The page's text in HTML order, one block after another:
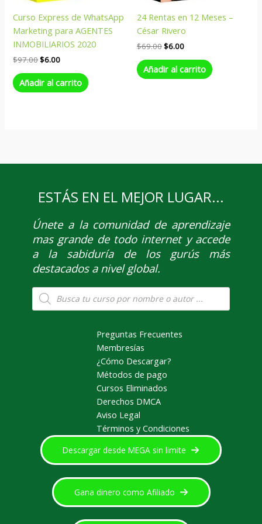
Curso Express de WhatsApp
Marketing para AGENTES
INMOBILIARIOS 2020
$97.00$6.00
Añadir al carrito
24 Rentas en 12 Meses –
César Rivero
$69.00$6.00
Añadir al carrito
ESTÁS EN EL MEJOR LUGAR...
Únetea la comunidad de aprendizaje
mas grande de todo internet y accede
a la sabiduría de los gurús más
destacados a nivel global.
Búsqueda
de
productos
Preguntas Frecuentes
Membresías
¿Cómo Descargar?
Métodos de pago
Cursos Eliminados
Derechos DMCA
Aviso Legal
Términos y Condiciones
Descargar desde MEGA sin limite
Gana dinero como Afiliado